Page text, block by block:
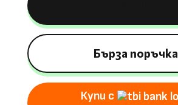
Камион
Lightning
33
6V/4Ah,
30W,
LED
светлини
Бърза поръчка
Купи с